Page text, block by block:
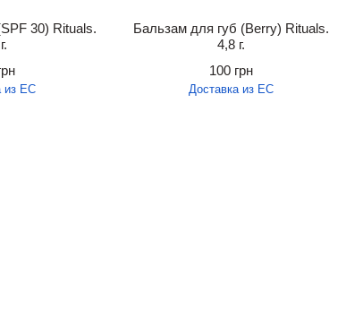
30) Rituals.
из ЕС
Бальзам для губ (Berry) Rituals.
4,8 г.
100 грн
Доставка из ЕС